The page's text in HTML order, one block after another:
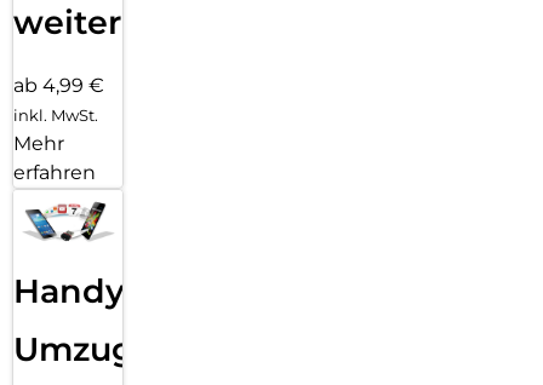
weiter
ab 4,99 €
inkl. MwSt.
Mehr
erfahren
Handy
Umzug